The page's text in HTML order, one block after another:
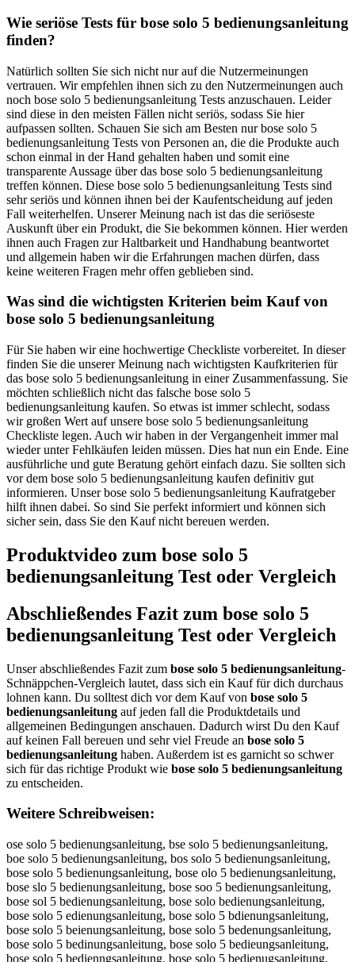
Wie seriöse Tests für bose solo 5 bedienungsanleitung
finden?
Natürlich sollten Sie sich nicht nur auf die Nutzermeinungen
vertrauen. Wir empfehlen ihnen sich zu den Nutzermeinungen auch
noch bose solo 5 bedienungsanleitung Tests anzuschauen. Leider
sind diese in den meisten Fällen nicht seriös, sodass Sie hier
aufpassen sollten. Schauen Sie sich am Besten nur bose solo 5
bedienungsanleitung Tests von Personen an, die die Produkte auch
schon einmal in der Hand gehalten haben und somit eine
transparente Aussage über das bose solo 5 bedienungsanleitung
treffen können. Diese bose solo 5 bedienungsanleitung Tests sind
sehr seriös und können ihnen bei der Kaufentscheidung auf jeden
Fall weiterhelfen. Unserer Meinung nach ist das die seriöseste
Auskunft über ein Produkt, die Sie bekommen können. Hier werden
ihnen auch Fragen zur Haltbarkeit und Handhabung beantwortet
und allgemein haben wir die Erfahrungen machen dürfen, dass
keine weiteren Fragen mehr offen geblieben sind.
Was sind die wichtigsten Kriterien beim Kauf von
bose solo 5 bedienungsanleitung
Für Sie haben wir eine hochwertige Checkliste vorbereitet. In dieser
finden Sie die unserer Meinung nach wichtigsten Kaufkriterien für
das bose solo 5 bedienungsanleitung in einer Zusammenfassung. Sie
möchten schließlich nicht das falsche bose solo 5
bedienungsanleitung kaufen. So etwas ist immer schlecht, sodass
wir großen Wert auf unsere bose solo 5 bedienungsanleitung
Checkliste legen. Auch wir haben in der Vergangenheit immer mal
wieder unter Fehlkäufen leiden müssen. Dies hat nun ein Ende. Eine
ausführliche und gute Beratung gehört einfach dazu. Sie sollten sich
vor dem bose solo 5 bedienungsanleitung kaufen definitiv gut
informieren. Unser bose solo 5 bedienungsanleitung Kaufratgeber
hilft ihnen dabei. So sind Sie perfekt informiert und können sich
sicher sein, dass Sie den Kauf nicht bereuen werden.
Produktvideo zum bose solo 5
bedienungsanleitung Test oder Vergleich
Abschließendes Fazit zum bose solo 5
bedienungsanleitung Test oder Vergleich
Unser abschließendes Fazit zum bose solo 5 bedienungsanleitung-
Schnäppchen-Vergleich lautet, dass sich ein Kauf für dich durchaus
lohnen kann. Du solltest dich vor dem Kauf von bose solo 5
bedienungsanleitung auf jeden fall die Produktdetails und
allgemeinen Bedingungen anschauen. Dadurch wirst Du den Kauf
auf keinen Fall bereuen und sehr viel Freude an bose solo 5
bedienungsanleitung haben. Außerdem ist es garnicht so schwer
sich für das richtige Produkt wie bose solo 5 bedienungsanleitung
zu entscheiden.
Weitere Schreibweisen:
ose solo 5 bedienungsanleitung, bse solo 5 bedienungsanleitung, boe solo 5 bedienungsanleitung, bos solo 5 bedienungsanleitung, bose solo 5 bedienungsanleitung, bose olo 5 bedienungsanleitung, bose slo 5 bedienungsanleitung, bose soo 5 bedienungsanleitung, bose sol 5 bedienungsanleitung, bose solo bedienungsanleitung, bose solo 5 edienungsanleitung, bose solo 5 bdienungsanleitung, bose solo 5 beienungsanleitung, bose solo 5 bedenungsanleitung, bose solo 5 bedinungsanleitung, bose solo 5 bedieungsanleitung, bose solo 5 bedienngsanleitung, bose solo 5 bedienugsanleitung, bose solo 5 bedienunsanleitung, bose solo 5 bedienunganleitung, bose solo 5 bedienungsnleitung, bose solo 5 bedienungsaleitung, bose solo 5 bedienungsaneitung, bose solo 5 bedienungsanlitung, bose solo 5 bedienungsanletung, bose solo 5 bedienungsanleiung, bose solo 5 bedienungsanleitng, bose solo 5 bedienungsanleitug, bose solo 5 bedienungsanleitun, bbose solo 5 bedienungsanleitung, boose solo 5 bedienungsanleitung, bosse solo 5 bedienungsanleitung, bosee solo 5 bedienungsanleitung, bose ssolo 5 bedienungsanleitung, bose soolo 5 bedienungsanleitung, bose sollo 5 bedienungsanleitung, bose soloo 5 bedienungsanleitung, bose solo 55 bedienungsanleitung, bose solo 5 bbedienungsanleitung, bose solo 5 beedienungsanleitung, bose solo 5 beddienungsanleitung, bose solo 5 bediienungsanleitung, bose solo 5 bedieenungsanleitung, bose solo 5 bediennungsanleitung, bose solo 5 bedienuungsanleitung, bose solo 5 bedienunngsanleitung, bose solo 5 bedienunggsanleitung, bose solo 5 bedienungssanleitung, bose solo 5 bedienungsaanleitung, bose solo 5 bedienungsannleitung, bose solo 5 bedienungsanlleitung, bose solo 5 bedienungsanleeitung, bose solo 5 bedienungsanleiitung, bose solo 5 bedienungsanleittung, bose solo 5 bedienungsanleituung, bose solo 5 bedienungsanleitunng, bose solo 5 bedienungsanleitungg, obse solo 5 bedienungsanleitung, bsoe solo 5 bedienungsanleitung, boes solo 5 bedienungsanleitung, bos esolo 5 bedienungsanleitung, boses olo 5 bedienungsanleitung, bose oslo 5 bedienungsanleitung, bose sloo 5 bedienungsanleitung, bose sool 5 bedienungsanleitung, bose sol o5 bedienungsanleitung, bose solo5 bedienungsanleitung, bose solo 5bedienungsanleitung, bose solo 5b edienungsanleitung, bose solo 5 ebdienungsanleitung, bose solo 5 bdeienungsanleitung, bose solo 5 beidenungsanleitung, bose solo 5 bedeinungsanleitung, bose solo 5 bedineungsanleitung, bose solo 5 bedieunngsanleitung, bose solo 5 bediennugsanleitung, bose solo 5 bedienugnsanleitung, bose solo 5 bedienunsganleitung, bose solo 5 bedienungasnleitung, bose solo 5 bedienungsnaleitung, bose solo 5 bedienungsalneitung, bose solo 5 bedienungsanelitung, bose solo 5 bedienungsanlietung, bose solo 5 bedienungsanletiung, bose solo 5 bedienungsanleiutng, bose solo 5 bedienungsanleitnug, bose solo 5 bedienungsanleitugn, bosesolo 5 bedienungsanleitung, bose solo5 bedienungsanleitung, bose solo 5bedienungsanleitung, ose solo 5 bedienungsanleitung, vose solo 5 bedienungsanleitung, fose solo 5 bedienungsanleitung, gose solo 5 bedienungsanleitung, hose solo 5 bedienungsanleitung, nose solo 5 bedienungsanleitung, bise solo 5 bedienungsanleitung, bkse solo 5 bedienungsanleitung, blse solo 5 bedienungsanleitung, bpse solo 5 bedienungsanleitung, b9se solo 5 bedienungsanleitung, b0se solo 5 bedienungsanleitung, boqe solo 5 bedienungsanleitung, bowe solo 5 bedienungsanleitung, boee solo 5 bedienungsanleitung, boze solo 5 bedienungsanleitung, boxe solo 5 bedienungsanleitung, boce solo 5 bedienungsanleitung, bosw solo 5 bedienungsanleitung, boss solo 5 bedienungsanleitung, bosd solo 5 bedienungsanleitung, bosf solo 5 bedienungsanleitung, bosr solo 5 bedienungsanleitung, bos3 solo 5 bedienungsanleitung, bos4 solo 5 bedienungsanleitung, bose qolo 5 bedienungsanleitung, bose wolo 5 bedienungsanleitung, bose eolo 5 bedienungsanleitung, bose zolo 5 bedienungsanleitung, bose xolo 5 bedienungsanleitung, bose colo 5 bedienungsanleitung, bose silo 5 bedienungsanleitung, bose sklo 5 bedienungsanleitung, bose sllo 5 bedienungsanleitung, bose splo 5 bedienungsanleitung, bose s9lo 5 bedienungsanleitung, bose s0lo 5 bedienungsanleitung, bose sopo 5 bedienungsanleitung, bose sooo 5 bedienungsanleitung, bose soio 5 bedienungsanleitung, bose soko 5 bedienungsanleitung, bose somo 5 bedienungsanleitung, bose soli 5 bedienungsanleitung, bose solk 5 bedienungsanleitung, bose soll 5 bedienungsanleitung, bose solp 5 bedienungsanleitung, bose sol9 5 bedienungsanleitung, bose sol0 5 bedienungsanleitung, bose solo r bedienungsanleitung, bose solo t bedienungsanleitung, bose solo y bedienungsanleitung, bose solo 5 edienungsanleitung, bose solo 5 vedienungsanleitung, bose solo 5 fedienungsanleitung, bose solo 5 gedienungsanleitung, bose solo 5 hedienungsanleitung, bose solo 5 nedienungsanleitung, bose solo 5 bwdienungsanleitung, bose solo 5 bsdienungsanleitung, bose solo 5 bddienungsanleitung, bose solo 5 bfdienungsanleitung, bose solo 5 brdienungsanleitung, bose solo 5 b3dienungsanleitung, bose solo 5 b4dienungsanleitung, bose solo 5 bexienungsanleitung, bose solo 5 besienungsanleitung, bose solo 5 bewienungsanleitung, bose solo 5 beeienungsanleitung, bose solo 5 berienungsanleitung, bose solo 5 befienungsanleitung, bose solo 5 bevienungsanleitung, bose solo 5 becienungsanleitung, bose solo 5 beduenungsanleitung, bose solo 5 bedjenungsanleitung, bose solo 5 bedkenungsanleitung, bose solo 5 bedlenungsanleitung, bose solo 5 bedoenungsanleitung, bose solo 5 bed8enungsanleitung, bose solo 5 bed9enungsanleitung, bose solo 5 bediwnungsanleitung, bose solo 5 bedisnungsanleitung, bose solo 5 bedidnungsanleitung, bose solo 5 bedifnungsanleitung, bose solo 5 bedirnungsanleitung, bose solo 5 bedi3nungsanleitung, bose solo 5 bedi4nungsanleitung, bose solo 5 bedie ungsanleitung, bose solo 5 bediebungsanleitung, bose solo 5 bediegungsanleitung, bose solo 5 bediehungsanleitung, bose solo 5 bediejungsanleitung, bose solo 5 bediemungsanleitung, bose solo 5 bedienyngsanleitung, bose solo 5 bedienhngsanleitung, bose solo 5 bedienjngsanleitung, bose solo 5 bedienkngsanleitung, bose solo 5 bedieningsanleitung, bose solo 5 bedien7ngsanleitung, bose solo 5 bedien8ngsanleitung, bose solo 5 bedienu gsanleitung, bose solo 5 bedienubgsanleitung, bose solo 5 bedienuggsanleitung, bose solo 5 bedienuhgsanleitung, bose solo 5 bedienujgsanleitung, bose solo 5 bedienumgsanleitung, bose solo 5 bedienunrsanleitung, bose solo 5 bedienunfsanleitung, bose solo 5 bedienunvsanleitung, bose solo 5 bedienuntsanleitung, bose solo 5 bedienunbsanleitung, bose solo 5 bedienunysanleitung, bose solo 5 bedienunhsanleitung, bose solo 5 bedienunnsanleitung, bose solo 5 bedienungqanleitung, bose solo 5 bedienungwanleitung, bose solo 5 bedienungeanleitung, bose solo 5 bedienungzanleitung, bose solo 5 bedienungxanleitung, bose solo 5 bedienungcanleitung, bose solo 5 bedienungsqnleitung, bose solo 5 bedienungswnleitung, bose solo 5 bedienungsznleitung, bose solo 5 bedienungsxnleitung, bose solo 5 bedienungsa leitung, bose solo 5 bedienungsableitung, bose solo 5 bedienungsagleitung, bose solo 5 bedienungsahleitung, bose solo 5 bedienungsajleitung, bose solo 5 bedienungsamleitung, bose solo 5 bedienungsanpeitung, bose solo 5 bedienungsanoeitung, bose solo 5 bedienungsanieitung, bose solo 5 bedienungsankeitung, bose solo 5 bedienungsanmeitung, bose solo 5 bedienungsanlwitung, bose solo 5 bedienungsanlsitung, bose solo 5 bedienungsanlditung, bose solo 5 bedienungsanlfitung, bose solo 5 bedienungsanlritung, bose solo 5 bedienungsanl3itung, bose solo 5 bedienungsanl4itung, bose solo 5 bedienungsanleutung, bose solo 5 bedienungsanlejtung, bose solo 5 bedienungsanlektung, bose solo 5 bedienungsanleltung, bose solo 5 bedienungsanleotung, bose solo 5 bedienungsanle8tung, bose solo 5 bedienungsanle9tung, bose solo 5 bedienungsanleirung, bose solo 5 bedienungsanleifung, bose solo 5 bedienungsanleigung, bose solo 5 bedienungsanleihung, bose solo 5 bedienungsanleiyung, bose solo 5 bedienungsanlei5ung, bose solo 5 bedienungsanlei6ung, bose solo 5 bedienungsanleityng, bose solo 5 bedienungsanleithng, bose solo 5 bedienungsanleitjng, bose solo 5 bedienungsanleitkng, bose solo 5 bedienungsanleiting, bose solo 5 bedienungsanleit7ng, bose solo 5 bedienungsanleit8ng, bose solo 5 bedienungsanleitu g, bose solo 5 bedienungsanleitubg, bose solo 5 bedienungsanleitugg, bose solo 5 bedienungsanleituhg, bose solo 5 bedienungsanleitujg, bose solo 5 bedienungsanleitumg, bose solo 5 bedienungsanleitunr, bose solo 5 bedienungsanleitunf, bose solo 5 bedienungsanleitunv, bose solo 5 bedienungsanleitunt, bose solo 5 bedienungsanleitunb, bose solo 5 bedienungsanleituny, bose solo 5 bedienungsanleitunh, bose solo 5 bedienungsanleitunn, bose solo 5 bedienungsanleitung, b ose solo 5 bedienungsanleitung, vbose solo 5 bedienungsanleitung, bvose solo 5 bedienungsanleitung, fbose solo 5 bedienungsanleitung, bfose solo 5 bedienungsanleitung, gbose solo 5 bedienungsanleitung, bgose solo 5 bedienungsanleitung, hbose solo 5 bedienungsanleitung, bhose solo 5 bedienungsanleitung, nbose solo 5 bedienungsanleitung, bnose solo 5 bedienungsanleitung, biose solo 5 bedienungsanleitung, boise solo 5 bedienungsanleitung, bkose solo 5 bedienungsanleitung, bokse solo 5 bedienungsanleitung, blose solo 5 bedienungsanleitung, bolse solo 5 bedienungsanleitung, bpose solo 5 bedienungsanleitung, bopse solo 5 bedienungsanleitung, b9ose solo 5 bedienungsanleitung, bo9se solo 5 bedienungsanleitung, b0ose solo 5 bedienungsanleitung, bo0se solo 5 bedienungsanleitung, boqse solo 5 bedienungsanleitung, bosqe solo 5 bedienungsanleitung, bowse solo 5 bedienungsanleitung, boswe solo 5 bedienungsanleitung, boese solo 5 bedienungsanleitung, bozse solo 5 bedienungsanleitung, bosze solo 5 bedienungsanleitung, boxse solo 5 bedienungsanleitung, bosxe solo 5 bedienungsanleitung, bocse solo 5 bedienungsanleitung, bosce solo 5 bedienungsanleitung, bosew solo 5 bedienungsanleitung,